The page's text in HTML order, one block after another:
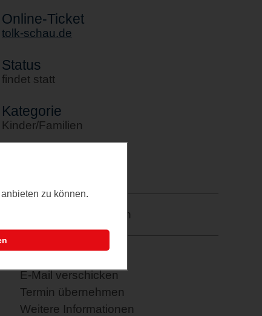
Online-Ticket
tolk-schau.de
Status
findet statt
Kategorie
Kinder/Familien
Merkzettel: speichern
E-Mail verschicken
Termin übernehmen
Weitere Informationen
zu können.